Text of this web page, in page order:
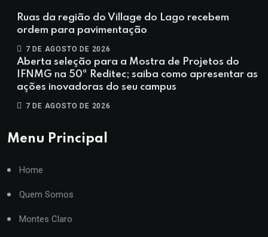
Ruas da região do Village do Lago recebem
ordem para pavimentação
7 DE AGOSTO DE 2026
Aberta seleção para a Mostra de Projetos do
IFNMG na 50ª Reditec; saiba como apresentar as
ações inovadoras do seu campus
7 DE AGOSTO DE 2026
Menu Principal
Home
Quem Somos
Montes Claro